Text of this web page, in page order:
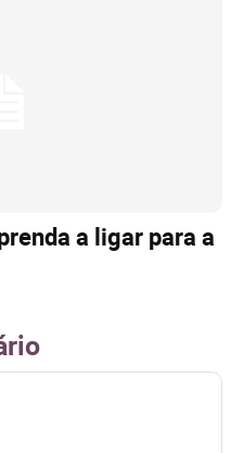
a ligar para a